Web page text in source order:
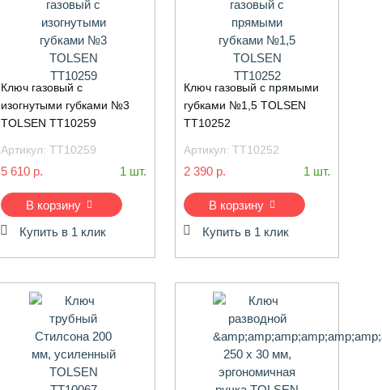
Ключ газовый с
изогнутыми губками №3
TOLSEN TT10259
Артикул: TT10259
5 610 р. 1 шт.
В корзину
Купить в 1 клик
Ключ газовый с прямыми
губками №1,5 TOLSEN
TT10252
Артикул:TT10252
2 390 р. 1 шт.
В корзину
Купить в 1 клик